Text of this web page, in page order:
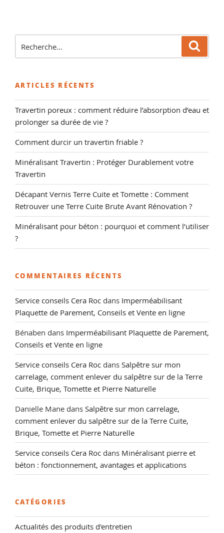
traitements
pour
votre
Travertin. »
pour
ARTICLES RÉCENTS
Travertin poreux : comment réduire l’absorption d’eau et
prolonger sa durée de vie ?
Comment durcir un travertin friable ?
Minéralisant Travertin : Protéger Durablement votre
Travertin
Décapant Vernis Terre Cuite et Tomette : Comment
Retrouver une Terre Cuite Brute Avant Rénovation ?
Minéralisant pour béton : pourquoi et comment l’utiliser
?
COMMENTAIRES RÉCENTS
Service conseils Cera Roc dans Imperméabilisant
Plaquette de Parement, Conseils et Vente en ligne
Bénaben dans Imperméabilisant Plaquette de Parement,
Conseils et Vente en ligne
Service conseils Cera Roc dans Salpêtre sur mon
carrelage, comment enlever du salpêtre sur de la Terre
Cuite, Brique, Tomette et Pierre Naturelle
Danielle Mane dans Salpêtre sur mon carrelage,
comment enlever du salpêtre sur de la Terre Cuite,
Brique, Tomette et Pierre Naturelle
Service conseils Cera Roc dans Minéralisant pierre et
béton : fonctionnement, avantages et applications
CATÉGORIES
Actualités des produits d'entretien